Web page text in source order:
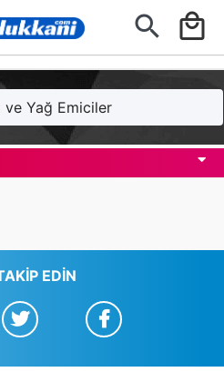
search local_mall
ve Yağ Emiciler
EDIN